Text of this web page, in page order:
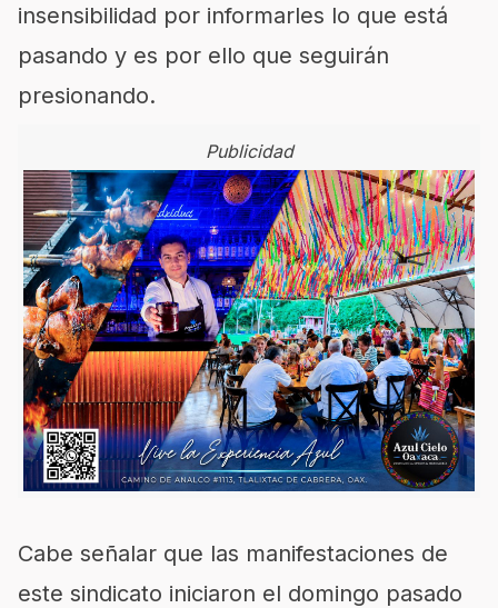
insensibilidad por informarles lo que está
pasando y es por ello que seguirán
presionando.
Publicidad
Cabe señalar que las manifestaciones de
este sindicato iniciaron el domingo pasado